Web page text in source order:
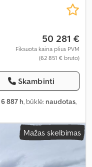
50 281 €
Fiksuota kaina plius PVM
(62 851 € bruto)
Skambinti
6 887 h, būklė: naudotas,
Mažas skelbimas